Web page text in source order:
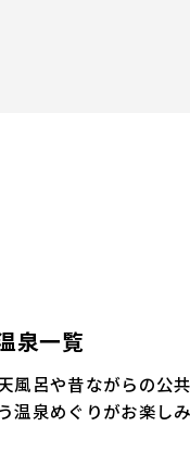
泉一覧
風呂や昔ながらの公
温泉めぐりがお楽し